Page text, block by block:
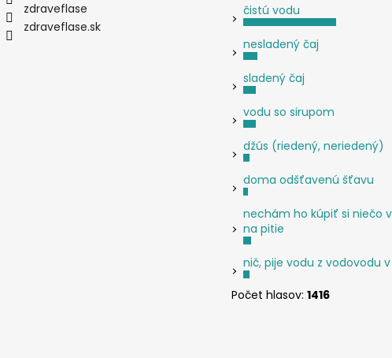
zdraveflase
zdraveflase.sk
čistú vodu
nesladený čaj
sladený čaj
vodu so sirupom
džús (riedený, neriedený)
doma odšťavenú šťavu
nechám ho kúpiť si niečo
na pitie
nič, pije vodu z vodovodu v
Počet hlasov: 1416